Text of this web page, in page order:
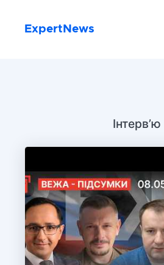
ExpertNews
Інтервʼю